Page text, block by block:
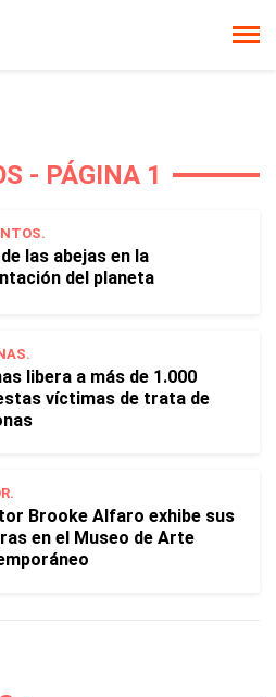
- PÁGINA 1
las abejas en la
del planeta
libera a más de 1.000
víctimas de trata de
Brooke Alfaro exhibe sus
en el Museo de Arte